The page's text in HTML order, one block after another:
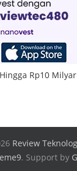
Rp10 Milyar
Review
. Support by